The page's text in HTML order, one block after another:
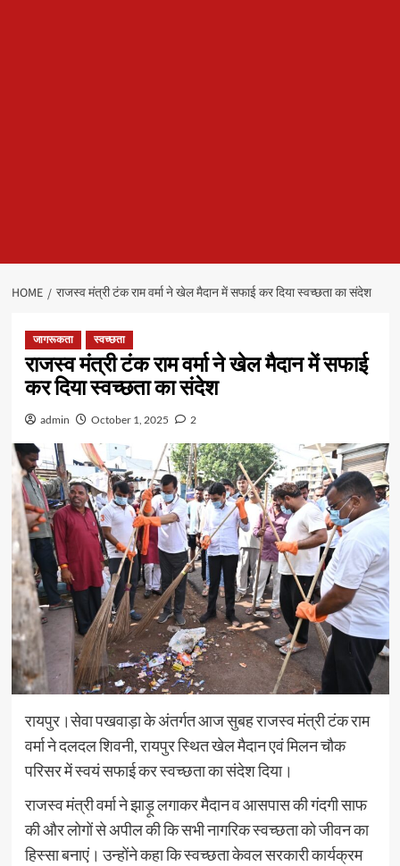
HOME राजस्व मंत्री टंक राम वर्मा ने खेल मैदान में सफाई कर दिया स्वच्छता का संदेश
जागरूकता स्वच्छता
राजस्व मंत्री टंक राम वर्मा ने खेल मैदान में सफाई
कर दिया स्वच्छता का संदेश
admin October 1, 2025 2
रायपुर।सेवा पखवाड़ा के अंतर्गत आज सुबह राजस्व मंत्री टंक राम
वर्मा ने दलदल शिवनी, रायपुर स्थित खेल मैदान एवं मिलन चौक
परिसर में स्वयं सफाई कर स्वच्छता का संदेश दिया।
राजस्व मंत्री वर्मा ने झाड़ू लगाकर मैदान व आसपास की गंदगी साफ
की और लोगों से अपील की कि सभी नागरिक स्वच्छता को जीवन का
हिस्सा बनाएं। उन्होंने कहा कि स्वच्छता केवल सरकारी कार्यक्रम